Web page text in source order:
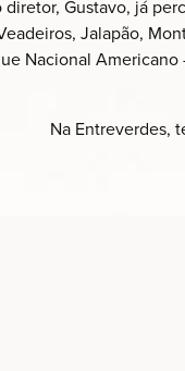
diretor, Gustavo, já
Jalapão,
Nacional
Na Entreverdes,